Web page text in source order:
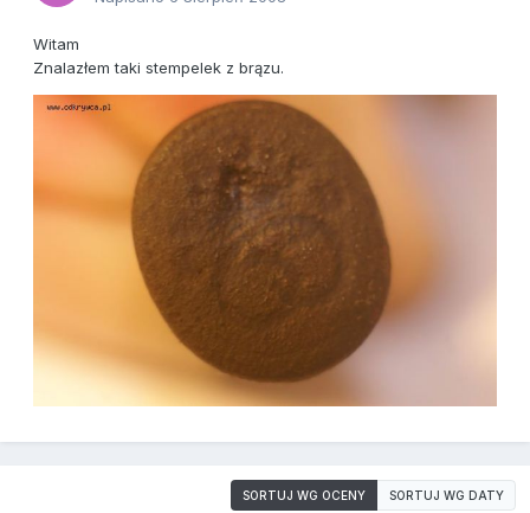
Witam
Znalazłem taki stempelek z brązu.
SORTUJ WG OCENY SORTUJ WG DATY